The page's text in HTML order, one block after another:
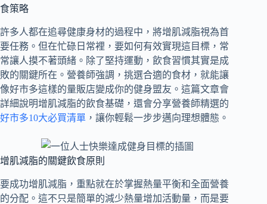
食策略
許多人都在追尋健康身材的過程中，將增肌減脂視為首
要任務。但在忙碌日常裡，要如何有效實現這目標，常
常讓人摸不著頭緒。除了堅持運動，飲食習慣其實是成
敗的關鍵所在。營養師強調，挑選合適的食材，就能讓
像好市多這樣的量販店變成你的健身盟友。這篇文章會
詳細說明增肌減脂的飲食基礎，還會分享營養師精選的
好市多10大必買清單 ，讓你輕鬆一步步邁向理想體態。
增肌減脂的關鍵飲食原則
要成功增肌減脂，重點就在於掌握熱量平衡和全面營養
的分配。這不只是簡單的減少熱量增加活動量，而是要